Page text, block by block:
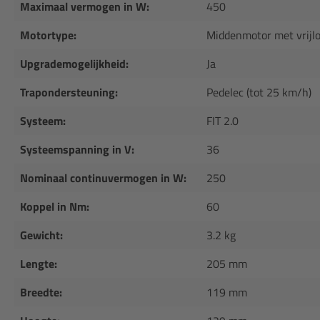
Maximaal vermogen in W:
450
Motortype:
Middenmotor met
Upgrademogelijkheid:
Ja
Trapondersteuning:
Pedelec (tot 25 km/h)
Systeem:
FIT 2.0
Systeemspanning in V:
36
Nominaal continuvermogen in W:
250
Koppel in Nm:
60
Gewicht:
3.2 kg
Lengte:
205 mm
Breedte:
119 mm